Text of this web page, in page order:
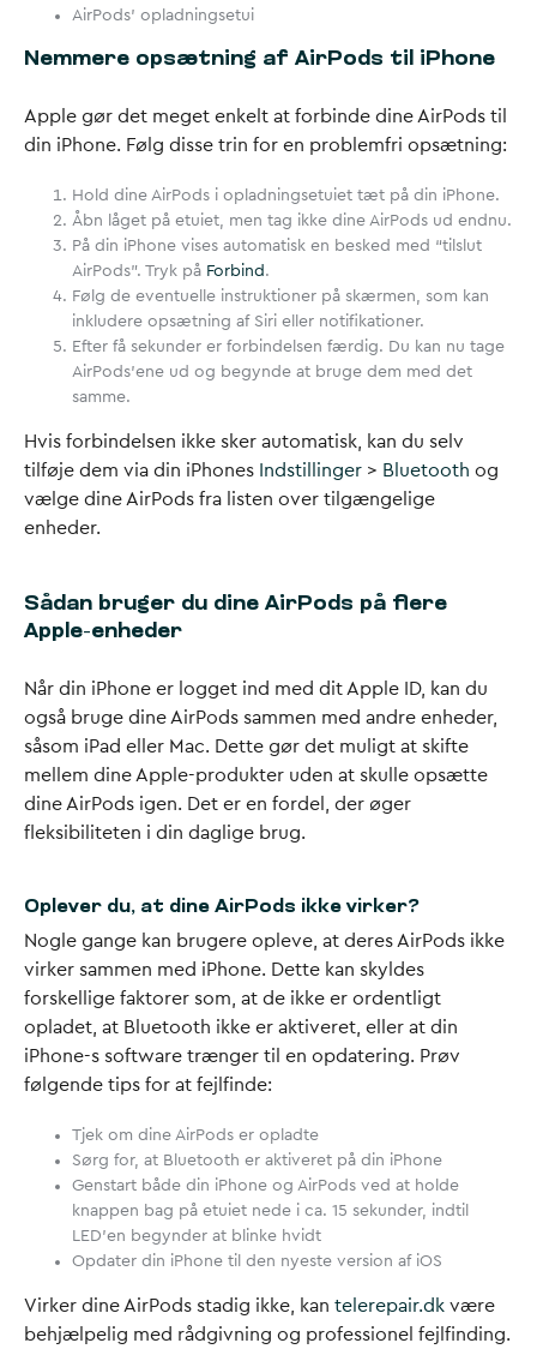
AirPods’ opladningsetui
Nemmere opsætning af AirPods til iPhone
Apple gør det meget enkelt at forbinde dine AirPods til
din iPhone. Følg disse trin for en problemfri opsætning:
Hold dine AirPods i opladningsetuiet tæt på din iPhone.
Åbn låget på etuiet, men tag ikke dine AirPods ud endnu.
På din iPhone vises automatisk en besked med “tilslut
AirPods”. Tryk på Forbind .
Følg de eventuelle instruktioner på skærmen, som kan
inkludere opsætning af Siri eller notifikationer.
Efter få sekunder er forbindelsen færdig. Du kan nu tage
AirPods’ene ud og begynde at bruge dem med det
samme.
Hvis forbindelsen ikke sker automatisk, kan du selv
tilføje dem via din iPhones Indstillinger > Bluetooth og
vælge dine AirPods fra listen over tilgængelige
enheder.
Sådan bruger du dine AirPods på flere
Apple-enheder
Når din iPhone er logget ind med dit Apple ID, kan du
også bruge dine AirPods sammen med andre enheder,
såsom iPad eller Mac. Dette gør det muligt at skifte
mellem dine Apple-produkter uden at skulle opsætte
dine AirPods igen. Det er en fordel, der øger
fleksibiliteten i din daglige brug.
Oplever du, at dine AirPods ikke virker?
Nogle gange kan brugere opleve, at deres AirPods ikke
virker sammen med iPhone. Dette kan skyldes
forskellige faktorer som, at de ikke er ordentligt
opladet, at Bluetooth ikke er aktiveret, eller at din
iPhone-s software trænger til en opdatering. Prøv
følgende tips for at fejlfinde:
Tjek om dine AirPods er opladte
Sørg for, at Bluetooth er aktiveret på din iPhone
Genstart både din iPhone og AirPods ved at holde
knappen bag på etuiet nede i ca. 15 sekunder, indtil
LED’en begynder at blinke hvidt
Opdater din iPhone til den nyeste version af iOS
Virker dine AirPods stadig ikke, kan telerepair.dk være
behjælpelig med rådgivning og professionel fejlfinding.